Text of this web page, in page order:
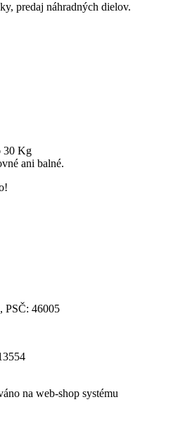
predaj náhradných dielov.
30 Kg
ani balné.
PSČ: 46005
na web-shop systému